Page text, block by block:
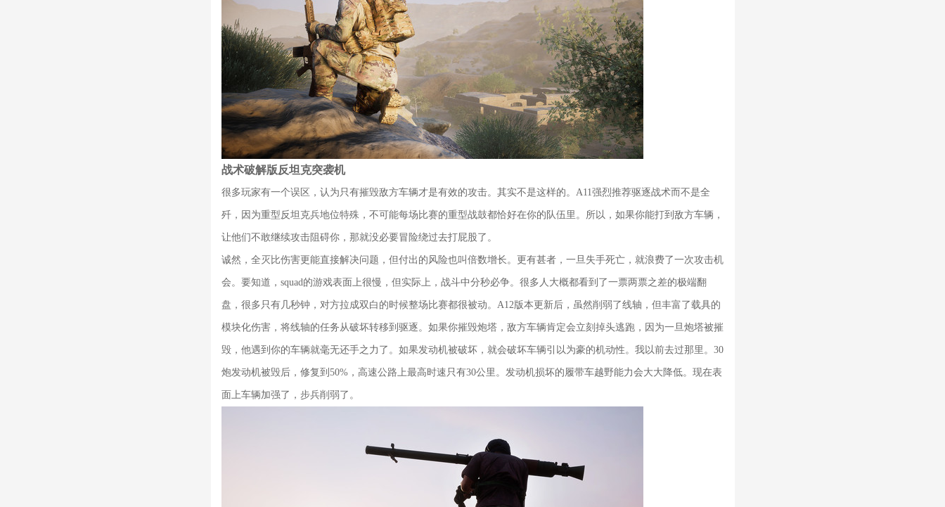
战术破解版反坦克突袭机
很多玩家有一个误区，认为只有摧毁敌方车辆才是有效的攻击。其实不是这样的。A11强烈推荐驱逐战术而不是全
歼，因为重型反坦克兵地位特殊，不可能每场比赛的重型战鼓都恰好在你的队伍里。所以，如果你能打到敌方车辆，
让他们不敢继续攻击阻碍你，那就没必要冒险绕过去打屁股了。
诚然，全灭比伤害更能直接解决问题，但付出的风险也叫倍数增长。更有甚者，一旦失手死亡，就浪费了一次攻击机
会。要知道，squad的游戏表面上很慢，但实际上，战斗中分秒必争。很多人大概都看到了一票两票之差的极端翻
盘，很多只有几秒钟，对方拉成双白的时候整场比赛都很被动。A12版本更新后，虽然削弱了线轴，但丰富了载具的
模块化伤害，将线轴的任务从破坏转移到驱逐。如果你摧毁炮塔，敌方车辆肯定会立刻掉头逃跑，因为一旦炮塔被摧
毁，他遇到你的车辆就毫无还手之力了。如果发动机被破坏，就会破坏车辆引以为豪的机动性。我以前去过那里。30
炮发动机被毁后，修复到50%，高速公路上最高时速只有30公里。发动机损坏的履带车越野能力会大大降低。现在表
面上车辆加强了，步兵削弱了。